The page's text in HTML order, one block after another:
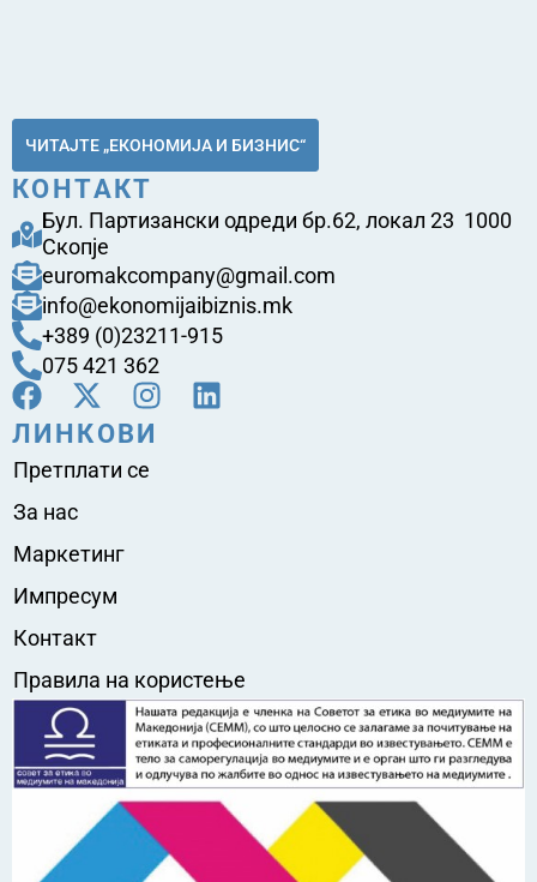
ЧИТАЈТЕ „ЕКОНОМИЈА И БИЗНИС“
КОНТАКТ
Бул. Партизански одреди бр.62, локал 23 1000
Скопје
euromakcompany@gmail.com
info@ekonomijaibiznis.mk
+389 (0)23211-915
075 421 362
ЛИНКОВИ
Претплати се
За нас
Маркетинг
Импресум
Контакт
Правила на користење